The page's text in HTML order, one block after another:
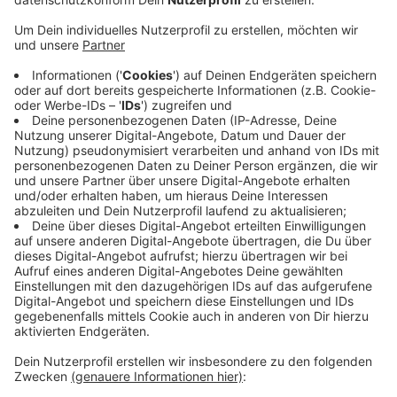
Für die Uerdinger ist der 28-Jährige ein alter
Bekannter. Denn Talarski hat zwischen 2016 und 2018
schon einmal für den KFC gespielt und erzielte in
dieser Zeit 15 Tore. Aktuell spielt Talarski noch für
den Liga-Konkurrenten VfB Homberg. Mit der
Neuverpflichtung will der KFC Uerdingen auch ein
Zeichen setzen. Denn der Verein will in der
kommenden Spielzeit verstärkt auf Spieler aus der
Region setzen.
Anzeige